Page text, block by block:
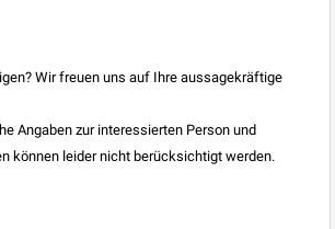
Wir freuen uns auf Ihre aussagekräftige
Angaben zur interessierten Person und
können leider nicht berücksichtigt werden.